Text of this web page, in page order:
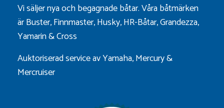
Vi säljer nya och begagnade båtar. Våra båtmärken
ärBuster,Finnmaster,Husky,HR-Båtar,Grandezza,
Yamarin&Cross
Auktoriserad service av Yamaha, Mercury &
Mercruiser